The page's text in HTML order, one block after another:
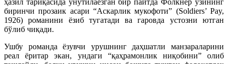
ҳазил тариқасида унутилаёзган бир пайтда Фолкнер ўзининг
биринчи прозаик асари “Аскарлик мукофоти” (Soldiers’ Pay,
1926) романини ёзиб тугатади ва гаровда устозни ютган
бўлиб чиқади.
Ушбу романда ёзувчи урушнинг даҳшатли манзараларини
реал ёритар экан, ундаги “қаҳрамонлик ниқобини” олиб